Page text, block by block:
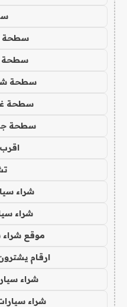
سطحة
سطحة
سطحة
سطحة
سطحة
شراء
شراء
موقع شراء
ارقام
شراء
شراء